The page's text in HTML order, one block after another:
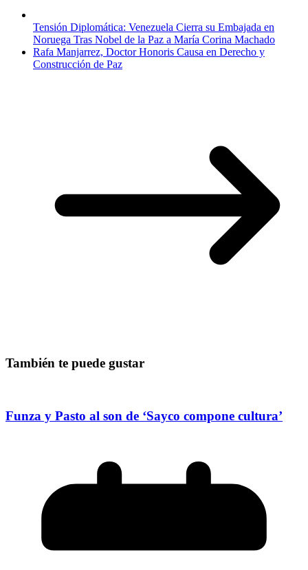
Tensión Diplomática: Venezuela Cierra su Embajada en
Noruega Tras Nobel de la Paz a María Corina Machado
Rafa Manjarrez, Doctor Honoris Causa en Derecho y
Construcción de Paz
También te puede gustar
Funza y Pasto al son de ‘Sayco compone cultura’